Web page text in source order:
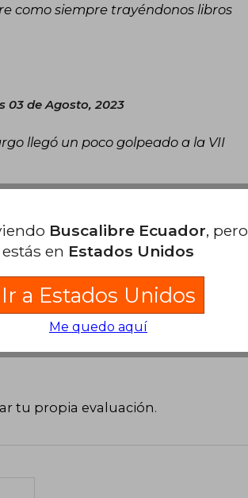
como siempre trayéndonos libros
03 de Agosto, 2023
llegó un poco golpeado a la VII
2024
mi biblioteca, son de muy buena
tu propia evaluación.
Buscalibre Ecuador, pero
estás en Estados Unidos
Ir a Estados Unidos
Me quedo aquí